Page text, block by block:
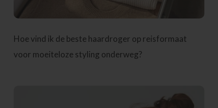
Hoe vind ik de beste haardroger op reisformaat
voor moeiteloze styling onderweg?